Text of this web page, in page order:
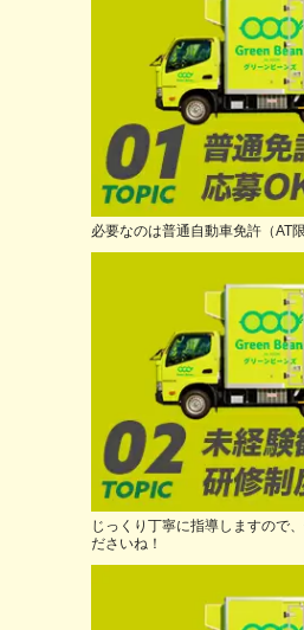
必要なのは普通自動車免許（AT
じっくり丁寧に指導しますので
ださいね！